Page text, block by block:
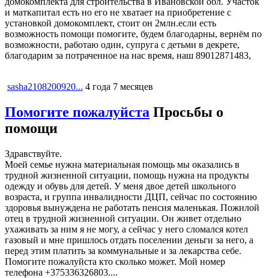
и маткапитал есть но его не хватает на приобретение с
установкой домокомплект, стоит он 2млн.если есть
возможность помощи помогите, будем благодарны, вернём по
возможности, работаю один, супруга с детьми в декрете,
благодарим за потраченное на нас время, наш 89012871483,
sasha2108200920... 4 года 7 месяцев
Помогите пожалуйста Просьбы о
помощи
Здравствуйте.
Моей семье нужна материальная помощь мы оказались в
трудной жизненной ситуации, помощь нужна на продукты
одежду и обувь для детей. У меня двое детей школьного
возраста, и группа инвалидности ДЦП, сейчас по состоянию
здоровья вынуждена не работать пенсия маленькая. Пожилой
отец в трудной жизненной ситуации. Он живет отдельно
ухаживать за ним я не могу, а сейчас у него сломался котел
газовый и мне пришлось отдать поселении деньги за него, а
перед этим платить за коммунальные и за лекарства себе.
Помогите пожалуйста кто сколько может. Мой номер
телефона +375336326803....